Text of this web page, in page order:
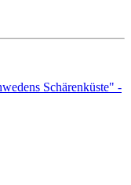
Schärenküste" -